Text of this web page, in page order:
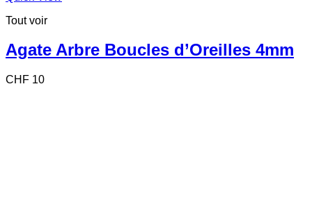
Tout voir
Agate Arbre Boucles d’Oreilles 4mm
CHF 10